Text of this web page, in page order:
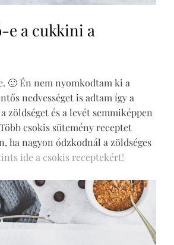
e a cukkini a
🙂 Én nem nyomkodtam ki a
nedvességet is adtam így a
zöldséget és a levét semmiképpen
csokis sütemény receptet
ha nagyon ódzkodnál a zöldséges
ide a csokis receptekért!